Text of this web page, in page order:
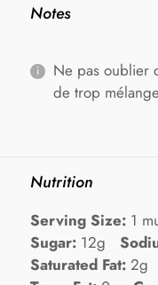
Notes
Ne pas oublier
de trop
Nutrition
Serving Size: 1
Sugar: 12g
Saturated Fat: 2g